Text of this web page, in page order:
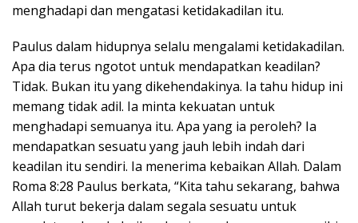
menghadapi dan mengatasi ketidakadilan itu.
Paulus dalam hidupnya selalu mengalami ketidakadilan.
Apa dia terus ngotot untuk mendapatkan keadilan?
Tidak. Bukan itu yang dikehendakinya. Ia tahu hidup ini
memang tidak adil. Ia minta kekuatan untuk
menghadapi semuanya itu. Apa yang ia peroleh? Ia
mendapatkan sesuatu yang jauh lebih indah dari
keadilan itu sendiri. Ia menerima kebaikan Allah. Dalam
Roma 8:28 Paulus berkata, “Kita tahu sekarang, bahwa
Allah turut bekerja dalam segala sesuatu untuk